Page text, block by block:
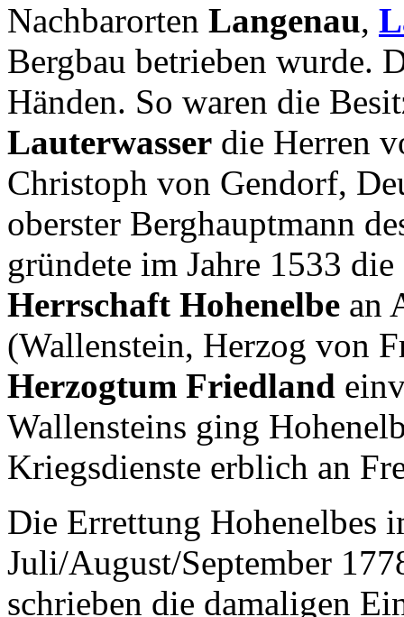
Nachbarorten Langenau,
Bergbau betrieben wurde.
Händen. So waren die
Lauterwasser die Herren
Christoph von Gendorf,
oberster Berghauptmann
gründete im Jahre 1533 die
Herrschaft Hohenelbe an
(Wallenstein, Herzog von
Herzogtum Friedland
Wallensteins ging
Kriegsdienste erblich an
Die Errettung Hohenelbes
Juli/August/September
schrieben die damaligen